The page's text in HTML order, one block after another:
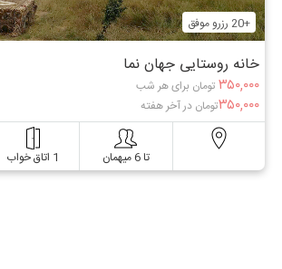
+20 رزرو موفق
خانه روستایی جهان نما
۳۵۰,۰۰۰ تومان برای هر شب
۳۵۰,۰۰۰تومان در آخر هفته
تا 6 میهمان 1 اتاق خواب